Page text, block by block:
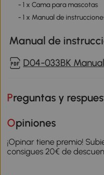
- 1 x Cama para mascotas
- 1 x Manual de
Manual de
D04-033BK
Preguntas y
Opiniones
¡Opinar tiene premio!
consigues 20€ de